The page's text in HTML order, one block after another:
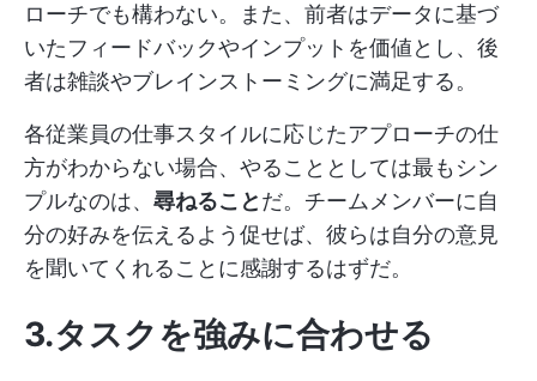
ローチでも構わない。また、前者はデータに基づ
いたフィードバックやインプットを価値とし、後
者は雑談やブレインストーミングに満足する。
各従業員の仕事スタイルに応じたアプローチの仕
方がわからない場合、やることとしては最もシン
プルなのは、 尋ねることだ。チームメンバーに自
分の好みを伝えるよう促せば、彼らは自分の意見
を聞いてくれることに感謝するはずだ。
3.タスクを強みに合わせる